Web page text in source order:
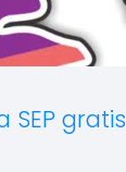
SEP gratis